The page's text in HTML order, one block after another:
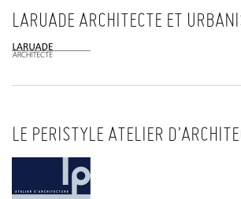
LARUADE ARCHITECTE ET
LE PERISTYLE ATELIER